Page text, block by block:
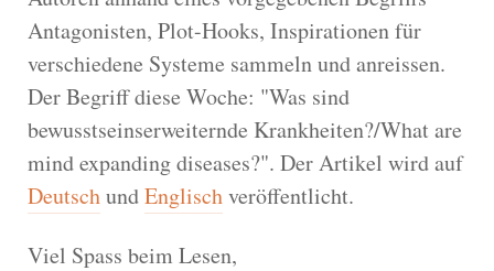
Antagonisten, Plot-Hooks, Inspirationen für
verschiedene Systeme sammeln und anreissen.
Der Begriff diese Woche: "Was sind
bewusstseinserweiternde Krankheiten?/What are
mind expanding diseases?". Der Artikel wird auf
DeutschundEnglischveröffentlicht.
Viel Spass beim Lesen,